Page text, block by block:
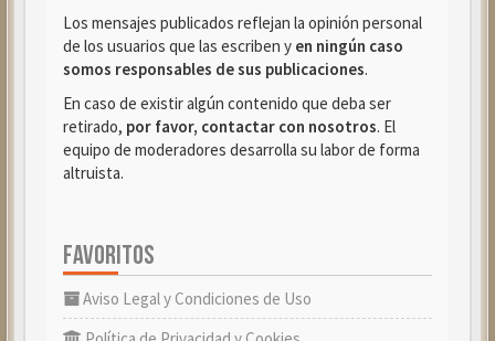
Los mensajes publicados reflejan la opinión personal
de los usuarios que las escriben y en ningún caso
somos responsables de sus publicaciones.
En caso de existir algún contenido que deba ser
retirado, por favor, contactar con nosotros. El
equipo de moderadores desarrolla su labor de forma
altruista.
FAVORITOS
Aviso Legal y Condiciones de Uso